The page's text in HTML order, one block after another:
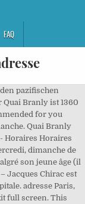
FAQ
jardin du musée du quai Branly, perché sur le toit-terrasse, le restaurant LES OMBRES Quai Branly offre une vue panoramique unique sur Paris, à l’ombre de sa voisine, la Tour Eiffel, qui projette le jour ses dentelles métalliques sur les nappes et le soir, enflamme la salle. + KANAK JOURNALS, 17 Place du Trocadéro et du 11 Novembre, 75116 Paris, 3 Avenue du Général Eisenhower, 75008 Paris. Die nächsten RER- und Metrostationen sind „Pont de l’Alma“ (RER C) und „Alma / Marceau“ (Metrolinie 9). Près de 200 œuvres inédites révèlent l’évolution, à travers les siècles, du regard porté en Occident sur les peuples, sociétés et territoires plus … This file contains additional information such as Exif metadata which may have been added by the digital camera, scanner, or software program used to create or digitize it. See also. Le musée du quai Branly - Jacques Chirac est un établissement public national à caractère administratif, placé sous la tutelle conjointe du ministère de la Culture et du ministère de l'Enseignement supérieur, de la Recherche et de l'Innovation. Si vous souhaitez exercer vos droits, vous devez adresser un courrier au Délégué à la protection des données de l’Etablissement public du musée du quai Branly – Jacques Chirac, accompagné de la photocopie d’un titre d’identité, à l’adresse postale suivante : Etablissement public du musée du quai Branly – Jacques Chirac Service juridique et des achats 222, rue de l’université 75343 Paris cedex 07, … Ouvert jusqu'à 19h. This important collection makes it a key place for arts for non-Western cultures. Si vous souhaitez exercer vos droits, vous devez adresser un courrier au Délégué à la protection des données de l’Etablissement public du musée du quai Branly – Jacques Chirac, accompagné de la photocopie d’un titre d’identité, à l’adresse postale suivante : Etablissement public du musée du quai Branly – Jacques Chirac Service juridique et des achats 222, rue de l’université 75343 Paris cedex 07, … Eugène Boban, ein umstrittener Antiquitätenhändler, verkaufte den Schädel an Alphonse Pinart, einem jungen Entdecker. Le musée du quai Branly - Jacques Chirac est un établissement public national à caractère administratif, placé sous la tutelle conjointe du ministère de la Culture et du ministère de l'Enseignement supérieur, de la Recherche et de l'Innovation. 94 Foll